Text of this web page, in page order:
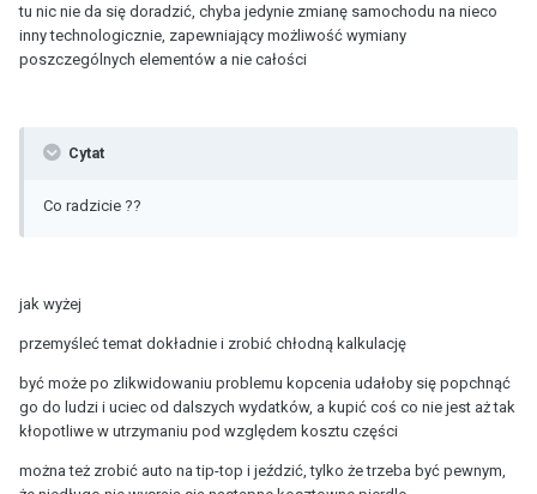
tu nic nie da się doradzić, chyba jedynie zmianę samochodu na nieco
inny technologicznie, zapewniający możliwość wymiany
poszczególnych elementów a nie całości
Cytat
Co radzicie ??
jak wyżej
przemyśleć temat dokładnie i zrobić chłodną kalkulację
być może po zlikwidowaniu problemu kopcenia udałoby się popchnąć
go do ludzi i uciec od dalszych wydatków, a kupić coś co nie jest aż tak
kłopotliwe w utrzymaniu pod względem kosztu części
można też zrobić auto na tip-top i jeździć, tylko że trzeba być pewnym,